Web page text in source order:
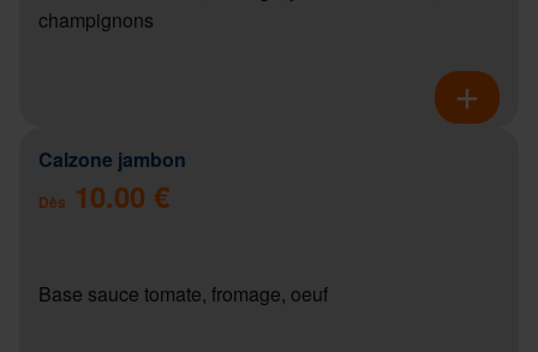
champignons
Calzone jambon
Dès 10.00 €
Base sauce tomate, fromage, oeuf